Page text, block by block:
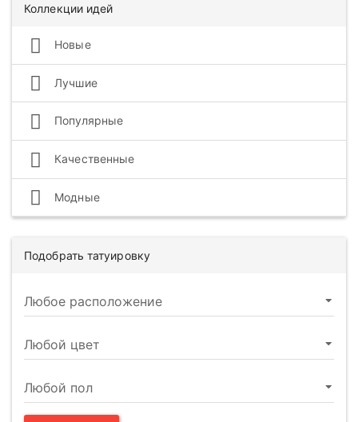
Коллекции идей
Новые
Лучшие
Популярные
Качественные
Модные
Подобрать татуировку